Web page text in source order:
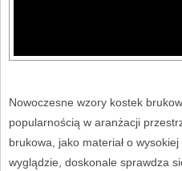
Nowoczesne wzory kostek
popularnością w aranżacji
brukowa, jako materiał o
wyglądzie, doskonale sprawdza